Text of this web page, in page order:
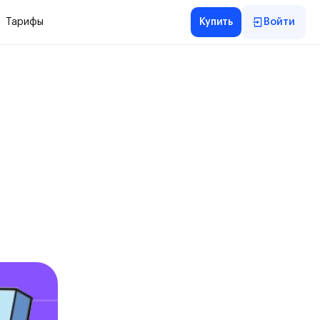
Тарифы Купить Войти